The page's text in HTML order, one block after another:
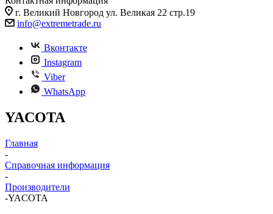
г. Великий Новгород ул. Великая 22 стр.19
info@extremetrade.ru
Вконтакте
Instagram
Viber
WhatsApp
YACOTA
Главная
-
Справочная информация
-
Производители
-YACOTA